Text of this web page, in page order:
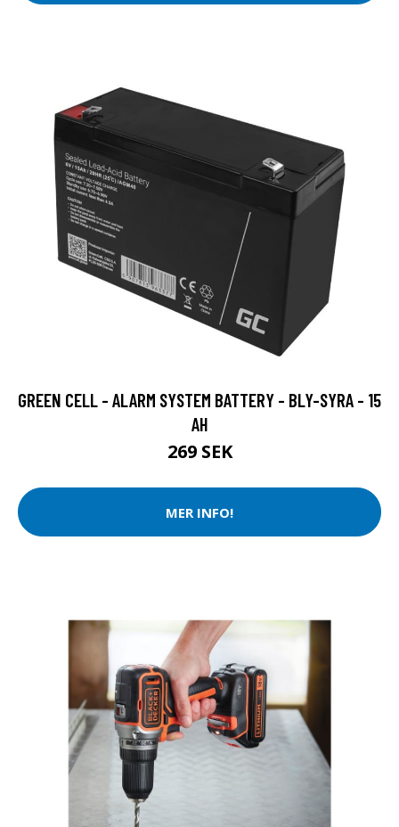
GREEN CELL - ALARM SYSTEM BATTERY - BLY-SYRA - 15
AH
269 SEK
MER INFO!